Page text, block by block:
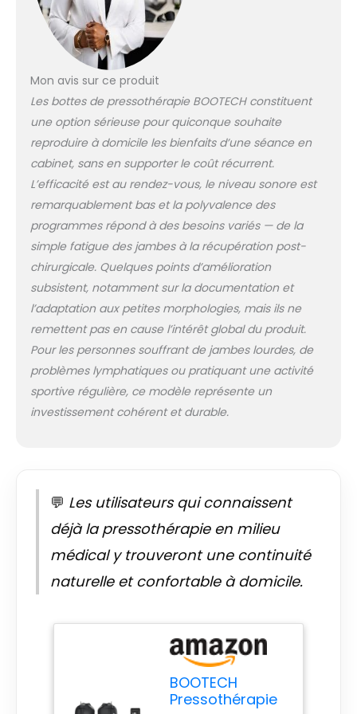
lymphatique,
bénéfique pour les
les troubles
circulatoires, les
jambes fatiguées,
les varices, la
cellulite et
l'accumulation de
graisse. En outre, il
améliore
considérablement
l'apparence de la
peau. Puissance
maximale de 200
mmHg : ces bottes
de pressothérapie
de haute qualité
disposent d'un
capteur de pression
pour plus de
précision. Ils offrent
36 niveaux
musculaire
professionnelle.
Comprend une
de 5 à 30 minutes
caméras dans les
zones sensibles. En
outre, ils ont une
double fermeture
éclair renforcée
Mon avis sur ce produit
Les bottes de pressothérapie BOOTECH constituent
une option sérieuse pour quiconque souhaite
reproduire à domicile les bienfaits d’une séance en
cabinet, sans en supporter le coût récurrent.
L’efficacité est au rendez-vous, le niveau sonore est
remarquablement bas et la polyvalence des
programmes répond à des besoins variés — de la
simple fatigue des jambes à la récupération post-
chirurgicale. Quelques points d’amélioration
subsistent, notamment sur la documentation et
l’adaptation aux petites morphologies, mais ils ne
remettent pas en cause l’intérêt global du produit.
Pour les personnes souffrant de jambes lourdes, de
problèmes lymphatiques ou pratiquant une activité
sportive régulière, ce modèle représente un
investissement cohérent et durable.
💬 Les utilisateurs qui connaissent
déjà la pressothérapie en milieu
médical y trouveront une continuité
naturelle et confortable à domicile.
BOOTECH
Pressothérapie